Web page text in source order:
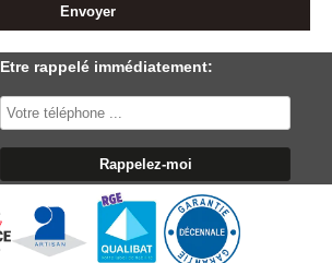
Etre rappelé immédiatement: